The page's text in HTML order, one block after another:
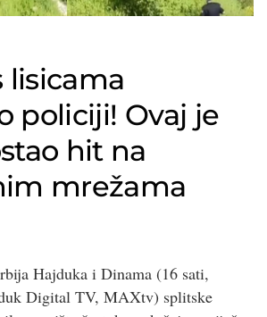
lisicama
policiji! Ovaj je
hit na
mrežama
Hajduka i Dinama (16 sati,
Digital TV, MAXtv) splitske